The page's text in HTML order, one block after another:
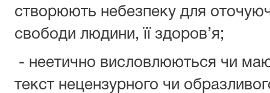
створюють небезпеку для
свободи людини, її здоров’я;
- неетично висловлюються чи
текст нецензурного чи